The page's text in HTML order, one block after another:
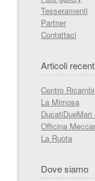
Tesseramenti
Partner
Contattaci
Articoli
Centro
La Mimosa
Officina
La Ruota
Dove siamo